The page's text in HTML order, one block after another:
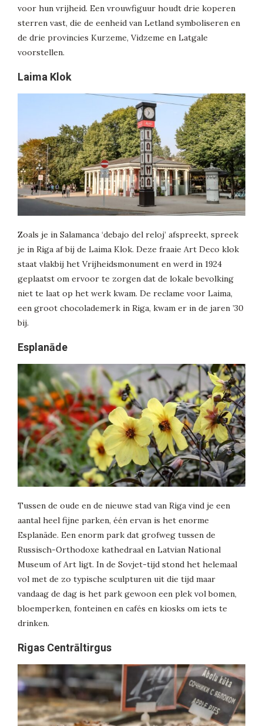
voor hun vrijheid. Een vrouwfiguur houdt drie koperen
sterren vast, die de eenheid van Letland symboliseren en
de drie provincies Kurzeme, Vidzeme en Latgale
voorstellen.
Laima Klok
Zoals je in Salamanca ‘debajo del reloj’ afspreekt, spreek
je in Riga af bij de Laima Klok. Deze fraaie Art Deco klok
staat vlakbij het Vrijheidsmonument en werd in 1924
geplaatst om ervoor te zorgen dat de lokale bevolking
niet te laat op het werk kwam. De reclame voor Laima,
een groot chocolademerk in Riga, kwam er in de jaren ’30
bij.
Esplanāde
Tussen de oude en de nieuwe stad van Riga vind je een
aantal heel fijne parken, één ervan is het enorme
Esplanāde. Een enorm park dat grofweg tussen de
Russisch-Orthodoxe kathedraal en Latvian National
Museum of Art ligt. In de Sovjet-tijd stond het helemaal
vol met de zo typische sculpturen uit die tijd maar
vandaag de dag is het park gewoon een plek vol bomen,
bloemperken, fonteinen en cafés en kiosks om iets te
drinken.
Rigas Centrāltirgus